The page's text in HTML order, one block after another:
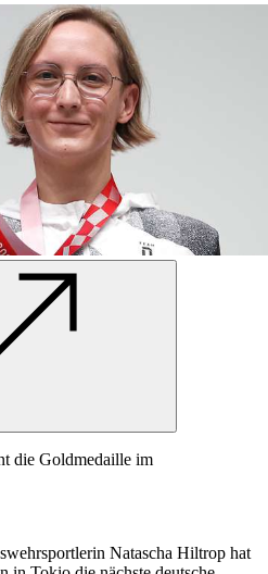
die Goldmedaille im
Natascha Hiltrop hat